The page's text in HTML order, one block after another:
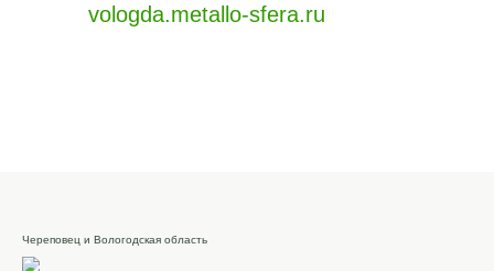
vologda.metallo-sfera.ru
Череповец и Вологодская область